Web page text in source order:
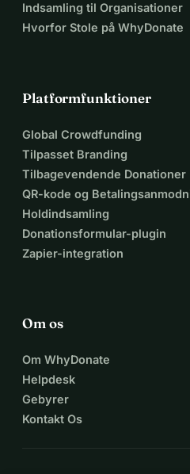
Indsamling til Organisationer
Hvorfor Stole på WhyDonate
Platformfunktioner
Global Crowdfunding
Tilpasset Branding
Tilbagevendende Donationer
QR-kode og
Holdindsamling
Donationsformular-plugin
Zapier-integration
Om os
Om WhyDonate
Helpdesk
Gebyrer
Kontakt Os